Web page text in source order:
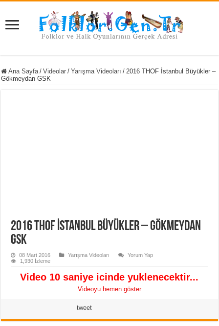
Ana Sayfa / Videolar / Yarışma Videoları / 2016 THOF İstanbul Büyükler –
Gökmeydan GSK
2016 THOF İstanbul Büyükler – Gökmeydan
GSK
08 Mart 2016 Yarışma Videoları
Yorum Yap
1,930 İzleme
Video 10 saniye icinde yuklenecektir...
Videoyu hemen göster
tweet